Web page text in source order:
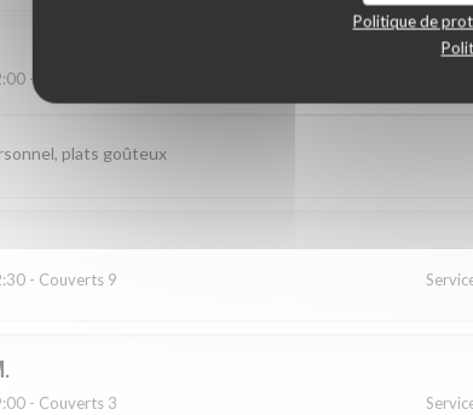
Politique de
- Couverts 2
plats goûteux
- Couverts 9
- Couverts 3